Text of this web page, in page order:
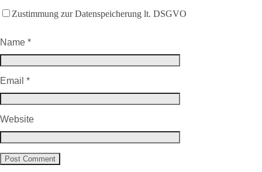
Zustimmung zur Datenspeicherung lt. DSGVO
Name *
Email *
Website